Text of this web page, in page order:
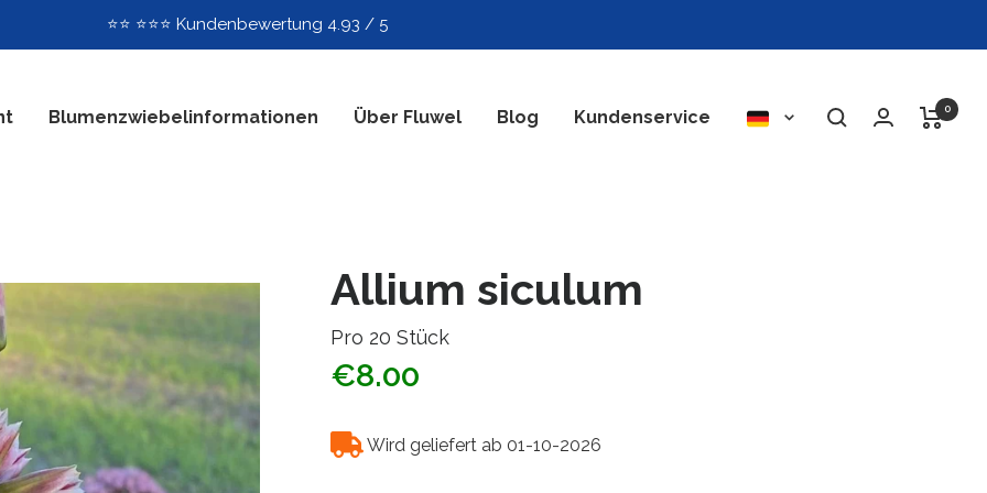
⭐️⭐️ ⭐️⭐️⭐️ Kundenbewertung 4.93 / 5
Blumenzwiebelinformationen Über Fluwel Blog Kundenservice
Sprache
0
Allium siculum
Pro 20 Stück
€8.00
Wird geliefert ab 01-10-2026